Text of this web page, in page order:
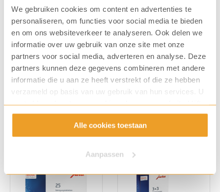
We gebruiken cookies om content en advertenties te
personaliseren, om functies voor social media te bieden
en om ons websiteverkeer te analyseren. Ook delen we
informatie over uw gebruik van onze site met onze
partners voor social media, adverteren en analyse. Deze
partners kunnen deze gegevens combineren met andere
informatie die u aan ze heeft verstrekt of die ze hebben
verzameld op basis van uw gebruik van hun services. U
gaat akkoord met onze cookies als u onze website blijft
gebruiken.
Alle cookies toestaan
Aanpassen
Jura waterfilter Claris
Pro-SMART
Art. nummer: 3148
€36,99
Jura reinigingstabletten
(6 st)
Art. nummer: 3016
€9,99